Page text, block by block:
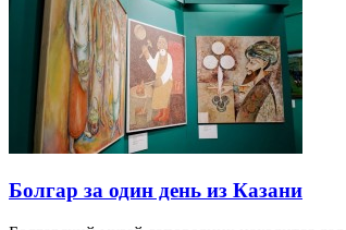
Болгар за один день из Казани